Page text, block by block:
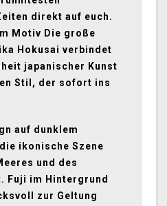
direkt auf euch.
Motiv Die große
Hokusai verbindet
japanischer Kunst
Stil, der sofort ins
auf dunklem
ikonische Szene
und des
Fuji im Hintergrund
zur Geltung